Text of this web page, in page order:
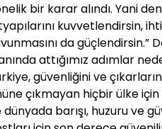
bir karar alındı. Yani
kuvvetlendirsin,
da güçlendirsin.”
attığımız adımlar
güvenliğini ve
çıkmayan hiçbir ülke
dünyada barışı, huzuru ve